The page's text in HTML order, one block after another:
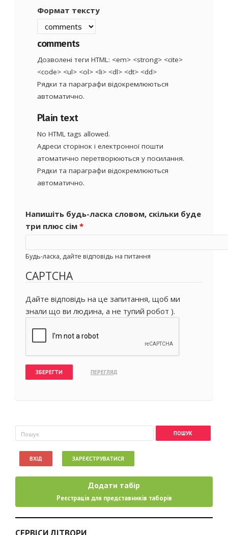
Формат тексту
comments
Дозволені теги HTML: <em> <strong> <cite>
<code> <ul> <ol> <li> <dl> <dt> <dd>
Рядки та параграфи відокремлюються
автоматично.
Plain text
No HTML tags allowed.
Адреси сторінок і електронної пошти
атоматично перетворюються у посилання.
Рядки та параграфи відокремлюються
автоматично.
Напишіть будь-ласка словом, скільки буде
три плюс сім *
Будь-ласка, дайте відповідь на питання
CAPTCHA
Дайте відповідь на це запитання, щоб ми
знали що ви людина, а не тупий робот ).
Пошукова форма
Пошук
ВХІД ЗАРЕЄСТРУВАТИСЯ
Додати табір
Реєстрація для представників таборів